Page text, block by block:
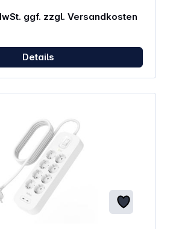
ggf. zzgl. Versandkosten
Details